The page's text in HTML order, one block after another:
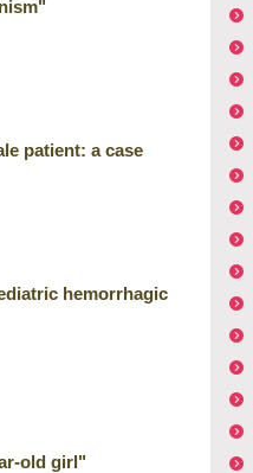
patient: a case
hemorrhagic
old girl"